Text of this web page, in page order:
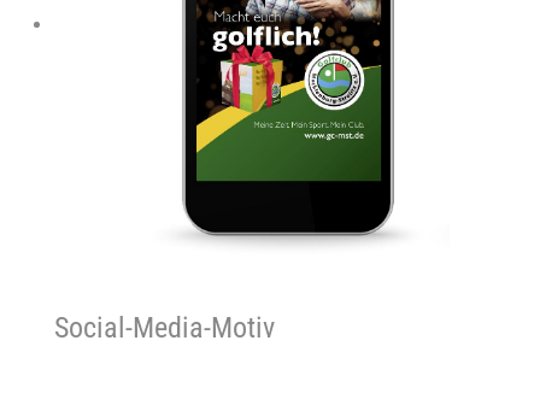
Social-Media-Motiv